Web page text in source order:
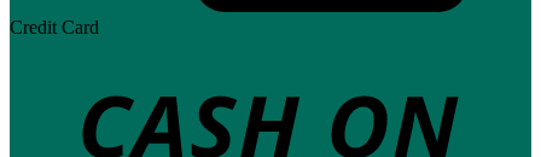
Credit Card